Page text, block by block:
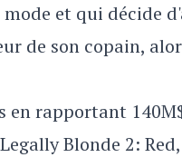
et qui décide
de son copain,
en rapportant
Blonde 2: